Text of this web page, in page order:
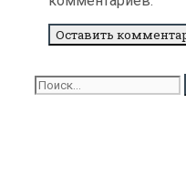
Поиск
для: